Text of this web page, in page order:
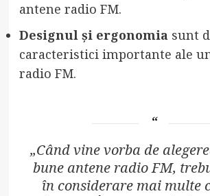
antene radio FM.
Designul și ergonomiasunt
caracteristici importante ale
radio FM.
„Când vine vorba de
bune antene radio FM,
în considerare mai multe